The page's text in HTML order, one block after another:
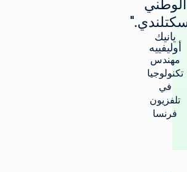
الوطني
يانيك
أوليفييه
مهندس
تكنولوجيا
في
تلفزيون
فرنسا